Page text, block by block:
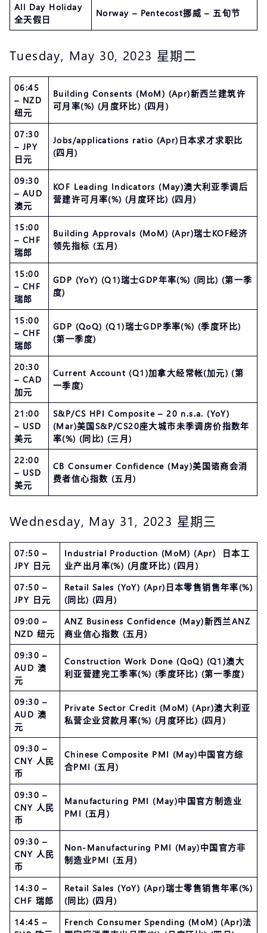
All Day Holiday
全天假日
Norway – Pentecost挪威 – 五旬节
Tuesday, May 30, 2023 星期二
06:45
– NZD
纽元
Building Consents (MoM) (Apr)新西兰建筑许
可月率(%) (月度环比) (四月)
07:30
– JPY
日元
Jobs/applications ratio (Apr)日本求才求职比
(四月)
09:30
– AUD
澳元
KOF Leading Indicators (May)澳大利亚季调后
营建许可月率(%) (月度环比) (四月)
15:00
– CHF
瑞郎
Building Approvals (MoM) (Apr)瑞士KOF经济
领先指标 (五月)
15:00
– CHF
瑞郎
GDP (YoY) (Q1)瑞士GDP年率(%) (同比) (第一季
度)
15:00
– CHF
瑞郎
GDP (QoQ) (Q1)瑞士GDP季率(%) (季度环比)
(第一季度)
20:30
– CAD
加元
Current Account (Q1)加拿大经常帐(加元) (第
一季度)
21:00
– USD
美元
S&P/CS HPI Composite – 20 n.s.a. (YoY)
(Mar)美国S&P/CS20座大城市未季调房价指数年
率(%) (同比) (三月)
22:00
– USD
美元
CB Consumer Confidence (May)美国谘商会消
费者信心指数 (五月)
Wednesday, May 31, 2023 星期三
07:50 –
JPY 日元
Industrial Production (MoM) (Apr) 日本工
业产出月率(%) (月度环比) (四月)
07:50 –
JPY 日元
Retail Sales (YoY) (Apr)日本零售销售年率(%)
(同比) (四月)
09:00 –
NZD 纽元
ANZ Business Confidence (May)新西兰ANZ
商业信心指数 (五月)
09:30 –
AUD 澳
元
Construction Work Done (QoQ) (Q1)澳大
利亚营建完工季率(%) (季度环比) (第一季度)
09:30 –
AUD 澳
元
Private Sector Credit (MoM) (Apr)澳大利亚
私营企业贷款月率(%) (月度环比) (四月)
09:30 –
CNY 人民
币
Chinese Composite PMI (May)中国官方综
合PMI (五月)
09:30 –
CNY 人民
币
Manufacturing PMI (May)中国官方制造业
PMI (五月)
09:30 –
CNY 人民
币
Non-Manufacturing PMI (May)中国官方非
制造业PMI (五月)
14:30 –
CHF 瑞郎
Retail Sales (YoY) (Apr)瑞士零售销售年率(%)
(同比) (四月)
14:45 –
French Consumer Spending (MoM) (Apr)法